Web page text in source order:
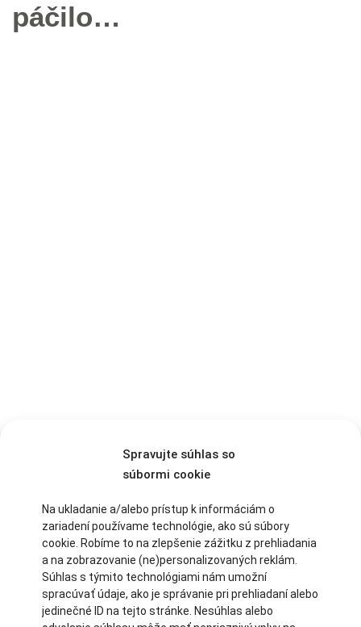
Spravujte súhlas so
súbormi cookie
Na ukladanie a/alebo prístup k informáciám o
zariadení používame technológie, ako sú súbory
cookie. Robíme to na zlepšenie zážitku z prehliadania
a na zobrazovanie (ne)personalizovaných reklám.
Súhlas s týmito technológiami nám umožní
spracúvať údaje, ako je správanie pri prehliadaní alebo
jedinečné ID na tejto stránke. Nesúhlas alebo
páčilo…
Kompaktný, prenosný a skladací zdvihák s najlepšou funkčnosťou vo